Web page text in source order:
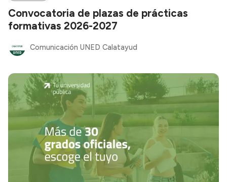
Convocatoria de plazas de prácticas
formativas 2026-2027
Comunicación UNED Calatayud